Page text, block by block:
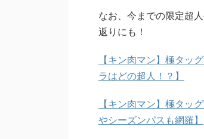
なお、今までの限定超
返りにも！
【キン肉マン】極タッ
ラはどの超人！？】
【キン肉マン】極タッ
やシーズンパスも網羅】